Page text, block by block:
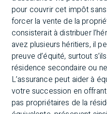
pour couvrir cet impôt
forcer la vente de la
consisterait à distribuer
avez plusieurs héritiers, il
preuve d’équité, surtout
résidence secondaire ou
L’assurance peut aider à
votre succession en
pas propriétaires de la